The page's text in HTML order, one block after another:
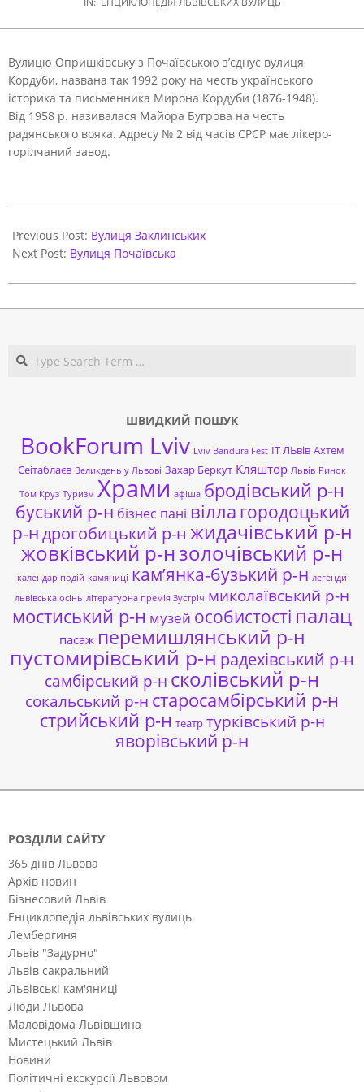
Вулицю Опришківську з Почаївською з’єднує вулиця
Кордуби, названа так 1992 року на честь українського
історика та письменника Мирона Кордуби (1876-1948).
Від 1958 р. називалася Майора Бугрова на честь
радянського вояка. Адресу № 2 від часів СРСР має лікеро-
горілчаний завод.
05-
31
Previous Post: Вулиця Заклинських
Next Post: Вулиця Почаївська
ШВИДКИЙ ПОШУК
BookForum Lviv Lviv Bandura Fest ІТ ЛЬвів Ахтем
Сеітаблаєв Великдень у Львові Захар Беркут Кляштор Львів Ринок
Том Круз Туризм Храми афіша бродівський р-н
буський р-н бізнес пані вілла городоцький
р-ндрогобицький р-н жидачівський р-н
жовківський р-нзолочівський р-н
календар подій камяниці кам’янка-бузький р-н легенди
львівська осінь літературна премія Зустріч миколаївський р-н
мостиський р-н музей особистості палац
пасаж перемишлянський р-н
пустомирівський р-н радехівський р-н
самбірський р-н сколівський р-н
сокальський р-н старосамбірський р-н
стрийський р-н театр турківський р-н
яворівський р-н
РОЗДІЛИ САЙТУ
365 днів Львова
Архів новин
Бізнесовий Львів
Енциклопедія львівських вулиць
Лембергиня
Львів "Задурно"
Львів сакральний
Львівські кам'яниці
Люди Львова
Маловідома Львівщина
Мистецький Львів
Новини
Політичні екскурсії Львовом